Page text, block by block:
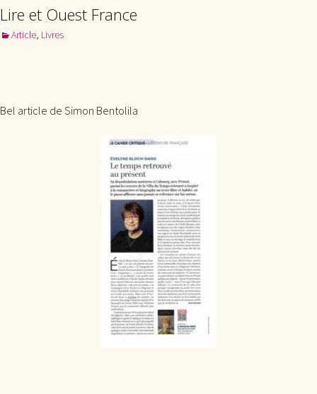
Lire et Ouest France
Article, Livres
Bel article de Simon Bentolila